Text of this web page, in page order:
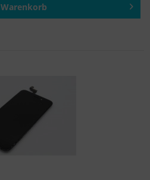
Warenkorb